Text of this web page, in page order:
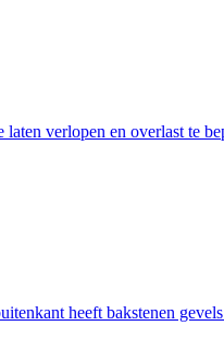
laten verlopen en overlast
heeft bakstenen